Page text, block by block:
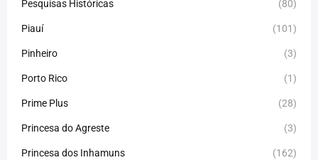
Pesquisas Históricas (80)
Piauí (101)
Pinheiro (3)
Porto Rico (1)
Prime Plus (28)
Princesa do Agreste (3)
Princesa dos Inhamuns (162)